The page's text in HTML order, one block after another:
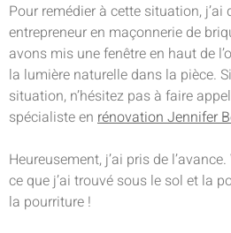
Pour remédier à cette situation, j’ai
entrepreneur en maçonnerie de
avons mis une fenêtre en haut de
la lumière naturelle dans la pièce.
situation, n’hésitez pas à faire
spécialiste en rénovation Jennifer
Heureusement, j’ai pris de
ce que j’ai trouvé sous le sol et la
la pourriture !